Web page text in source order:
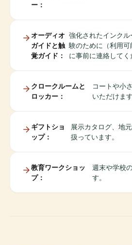
ー：
オーディオ
ガイドと触
覚ガイド：
強化されたインク
験のために（利用
に事前に連絡してく
クロークルームと
ロッカー：
コートや小
いただけます
ギフトショ
ップ：
展示カタログ、地
扱っています。
教育ワークショッ
プ：
週末や学校
す。